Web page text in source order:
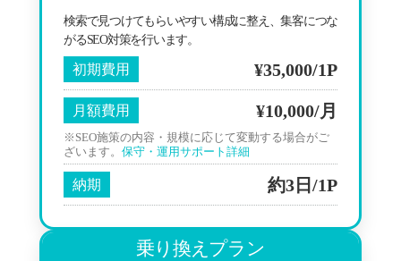
検索で見つけてもらいやすい構成に整え、集客につな
がるSEO対策を行います。
初期費用 ¥35,000/1P
月額費用 ¥10,000/月
※SEO施策の内容・規模に応じて変動する場合がご
ざいます。 保守・運用サポート詳細
納期 約3日/1P
乗り換えプラン